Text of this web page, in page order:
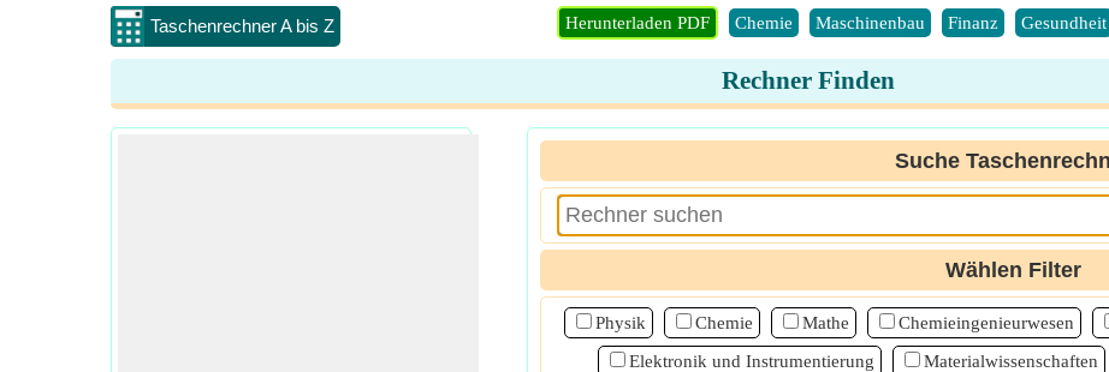
Taschenrechner A bis Z Herunterladen PDF Chemie Maschinenbau Finanz Gesundheit
Rechner Finden
Suche
Wählen Filter
Physik Chemie Mathe Chemieingenieurwesen
Elektronik und Instrumentierung
Materialwissenschaften